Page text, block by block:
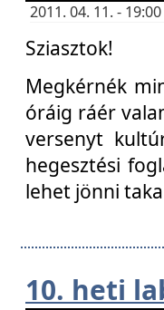
2011. 04. 11. -
Sziasztok!
Megkérnék
óráig ráér
versenyt
hegesztési
lehet jönni
10. heti